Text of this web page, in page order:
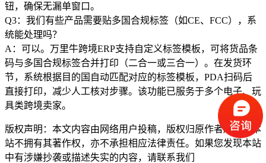
钮，确保无漏单窗口。
Q3：我们有些产品需要贴多国合规标签（如CE、FCC），系
统能处理吗？
A：可以。万里牛跨境ERP支持自定义标签模板，可将货品条
码与多国合规标签合并打印（二合一或三合一）。在发货环
节，系统根据目的国自动匹配对应的标签模板，PDA扫码后
直接打印，减少人工核对步骤。该功能已服务于多个电子、玩
具类跨境卖家。
版权声明：本文内容由网络用户投稿，版权归原作者所有，本
站不拥有其著作权，亦不承担相应法律责任。如果您发现本站
中有涉嫌抄袭或描述失实的内容，请联系我们